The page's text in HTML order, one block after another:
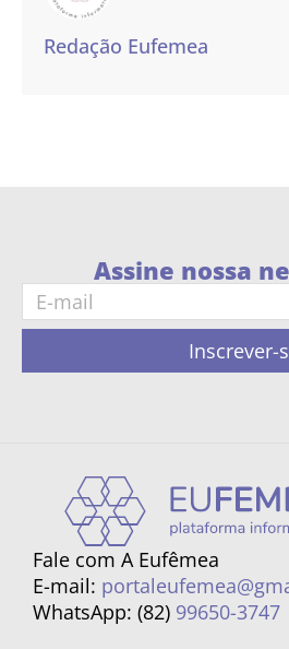
Redação Eufemea
Assine nossa
Inscrever-
Fale com A Eufêmea
E-mail:
WhatsApp: (82) 99650-3747